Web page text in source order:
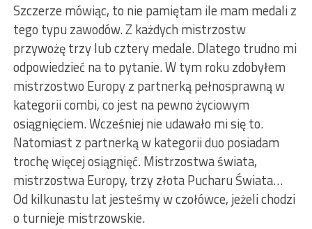
Szczerze mówiąc, to nie pamiętam ile mam medali z
tego typu zawodów. Z każdych mistrzostw
przywożę trzy lub cztery medale. Dlatego trudno mi
odpowiedzieć na to pytanie. W tym roku zdobyłem
mistrzostwo Europy z partnerką pełnosprawną w
kategorii combi, co jest na pewno życiowym
osiągnięciem. Wcześniej nie udawało mi się to.
Natomiast z partnerką w kategorii duo posiadam
trochę więcej osiągnięć. Mistrzostwa świata,
mistrzostwa Europy, trzy złota Pucharu Świata…
Od kilkunastu lat jesteśmy w czołówce, jeżeli chodzi
o turnieje mistrzowskie.